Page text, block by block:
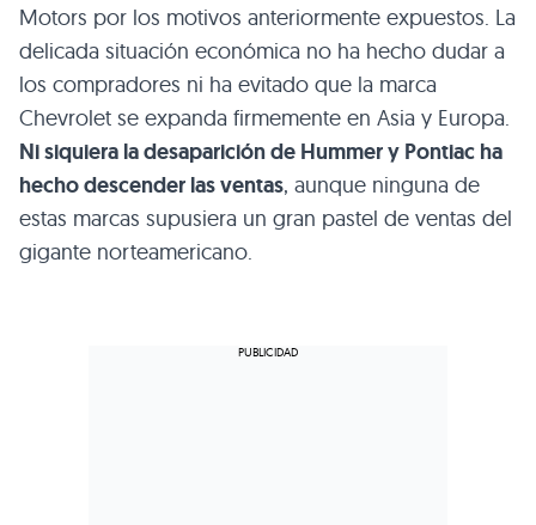
Motors por los motivos anteriormente expuestos. La
delicada situación económica no ha hecho dudar a
los compradores ni ha evitado que la marca
Chevrolet se expanda firmemente en Asia y Europa.
Ni siquiera la desaparición de Hummer y Pontiac ha
hecho descender las ventas, aunque ninguna de
estas marcas supusiera un gran pastel de ventas del
gigante norteamericano.